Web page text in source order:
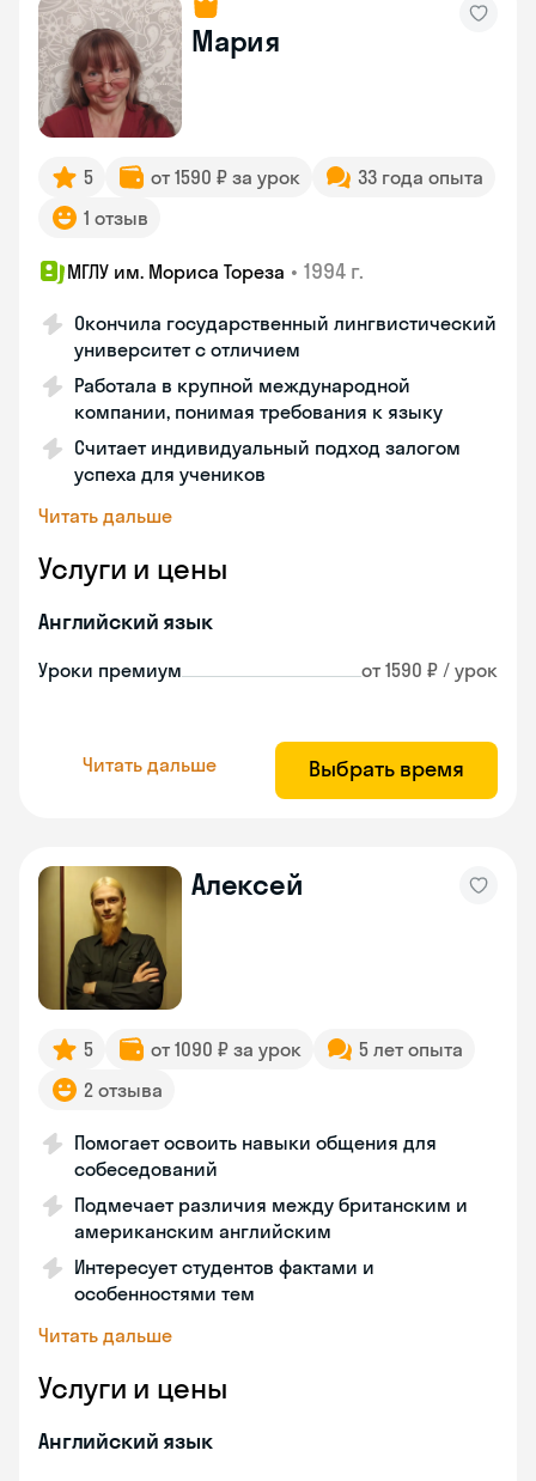
Мария
5 от 1590 ₽ за урок
33 года опыта
1 отзыв
МГЛУ им. Мориса Тореза • 1994 г.
Окончила государственный лингвистический
университет с отличием
Работала в крупной международной
компании, понимая требования к языку
Считает индивидуальный подход залогом
успеха для учеников
Читать дальше
Услуги и цены
Английский язык
Уроки премиум от 1590 ₽ / урок
Читать дальше Выбрать время
Алексей
5 от 1090 ₽ за урок
5 лет опыта
2 отзыва
Помогает освоить навыки общения для
собеседований
Подмечает различия между британским и
американским английским
Интересует студентов фактами и
особенностями тем
Читать дальше
Услуги и цены
Английский язык